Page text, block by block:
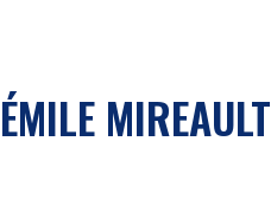
ÉMILE MIREAULT